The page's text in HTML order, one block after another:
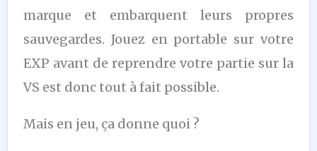
marque et embarquent leurs propres
sauvegardes. Jouez en portable sur votre
EXP avant de reprendre votre partie sur la
VS est donc tout à fait possible.
Mais en jeu, ça donne quoi ?